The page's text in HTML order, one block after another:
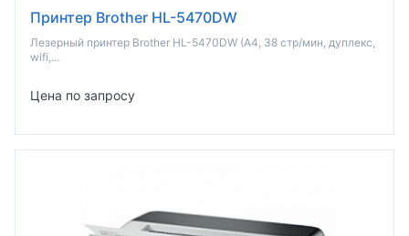
Принтер Brother HL-5470DW
Лезерный принтер Brother HL-5470DW (A4, 38 стр/мин, дуплекс,
wifi,...
Цена по запросу